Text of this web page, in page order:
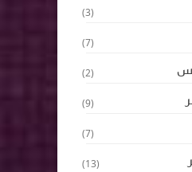
(3)
(7)
(2)
(9)
(7)
(13)